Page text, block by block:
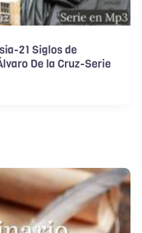
21 Siglos de
De la Cruz-Serie